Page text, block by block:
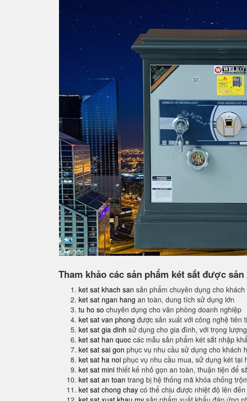
Tham khảo các sản phẩm két sắt được
ket sat khach san sản phẩm chuyên dụng cho khách
ket sat ngan hang an toàn, dung tích sử dụng lớn
tu ho so chuyên dụng cho văn phòng doanh nghiệp
ket sat van phong được sản xuất với công nghệ tiên
ket sat gia dinh sử dụng cho gia đình, với trọng
ket sat han quoc các mẫu sản phẩm két sắt nhập
ket sat sai gon phục vụ nhu cầu sử dụng cho khách
ket sat ha noi phục vụ nhu cầu mua, sử dụng két tại
ket sat mini thiết kế nhỏ gọn an toàn, thuận tiện để
ket sat an toan trang bị hệ thống mã khóa chống
ket sat chong chay có thể chịu được nhiệt độ lên